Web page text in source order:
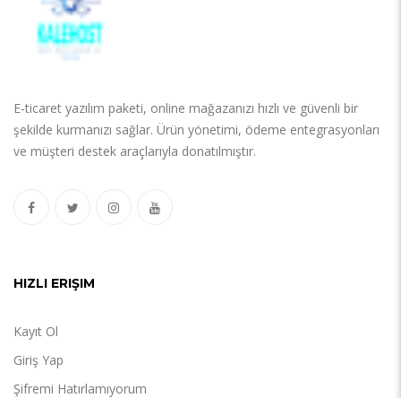
E-ticaret yazılım paketi, online mağazanızı hızlı ve güvenli bir
şekilde kurmanızı sağlar. Ürün yönetimi, ödeme entegrasyonları
ve müşteri destek araçlarıyla donatılmıştır.
HIZLI ERIŞIM
Kayıt Ol
Giriş Yap
Şifremi Hatırlamıyorum